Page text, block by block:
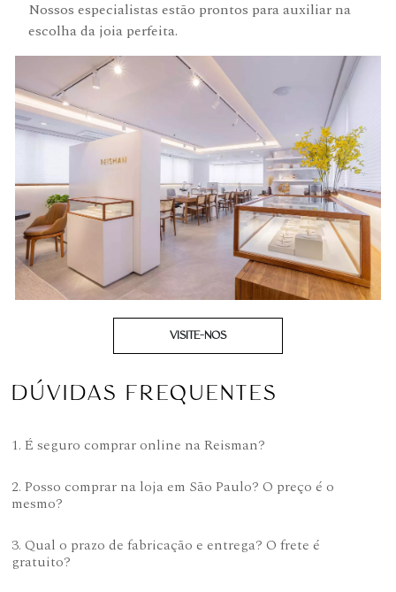
Nossos especialistas estão prontos para auxiliar na
escolha da joia perfeita.
VISITE-NOS
DÚVIDAS FREQUENTES
1. É seguro comprar online na Reisman?
2. Posso comprar na loja em São Paulo? O preço é o
mesmo?
3. Qual o prazo de fabricação e entrega? O frete é
gratuito?